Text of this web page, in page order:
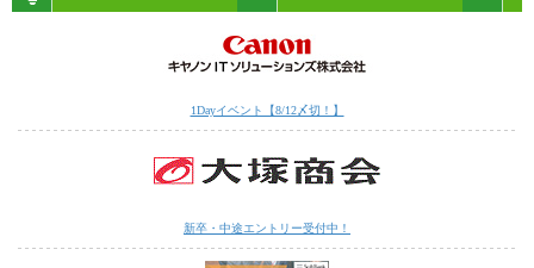
1Dayイベント【8/12〆切！】
新卒・中途エントリー受付中！